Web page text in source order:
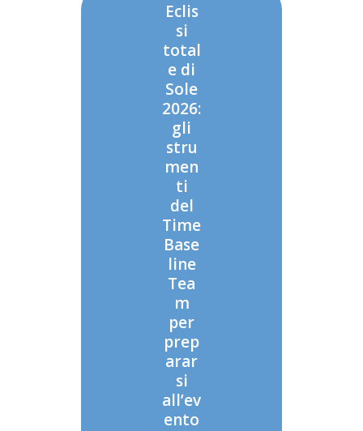
Eclis
si
total
e di
Sole
2026:
gli
stru
men
ti
del
Time
Base
line
Tea
m
per
prep
arar
si
all’ev
ento